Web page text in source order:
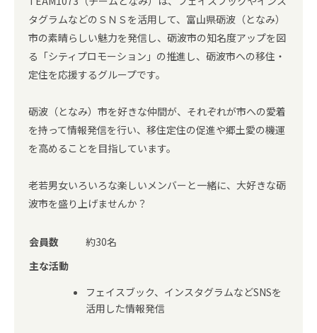
タグラムなどのＳＮＳを活用して、富山県砺波（となみ）
市の素晴らしい魅力を発信し、砺波市の知名度アップを図
る「シティプロモーション」の推進し、砺波市への移住・
定住を応援するグループです。
砺波（となみ）市を好きな仲間が、それぞれが市への愛着
を持って情報発信を行い、移住定住の促進や郷土愛の機運
を高めることを目指しています。
老若男女いろいろな楽しいメンバーと一緒に、大好きな砺
波市を盛り上げませんか？
会員数
約30名
主な活動
フェイスブック、インスタグラムなどSNSを
活用した情報発信